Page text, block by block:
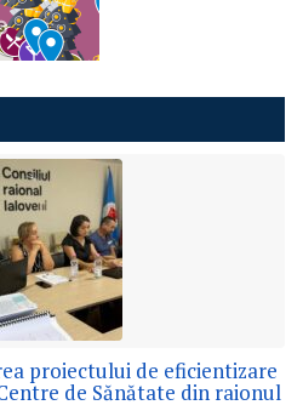
proiectului de eficientizare
de Sănătate din raionul